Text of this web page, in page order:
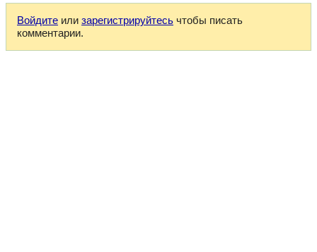
Войдите или зарегистрируйтесь чтобы писать
комментарии.